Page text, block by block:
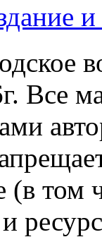
и
Все
(в том